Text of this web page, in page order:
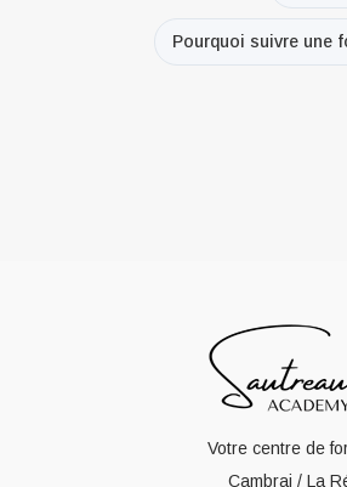
Pourquoi suivre une
Votre centre de
Cambrai / La